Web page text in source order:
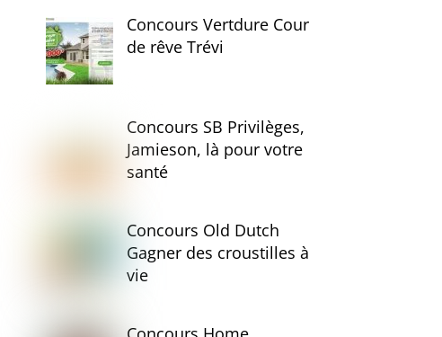
Concours Vertdure Cour
de rêve Trévi
Concours SB Privilèges,
Jamieson, là pour votre
santé
Concours Old Dutch
Gagner des croustilles à
vie